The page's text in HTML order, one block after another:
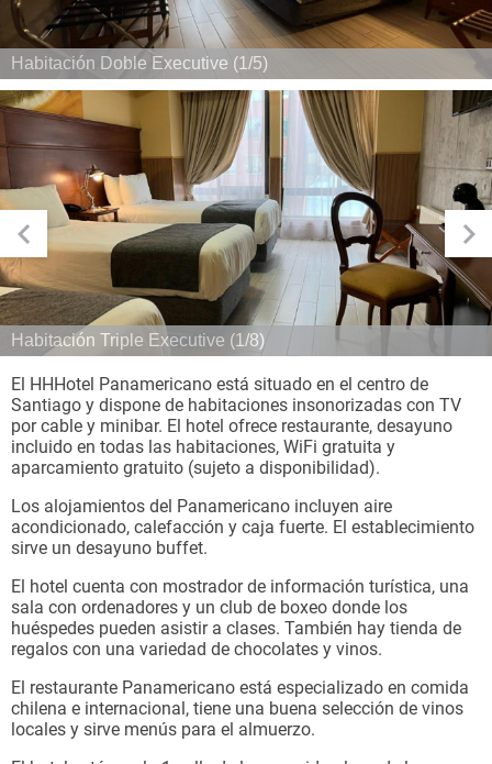
Habitación Doble Executive (1/5)
Habitación Triple Executive (1/8)
El HHHotel Panamericano está situado en el centro de
Santiago y dispone de habitaciones insonorizadas con TV
por cable y minibar. El hotel ofrece restaurante, desayuno
incluido en todas las habitaciones, WiFi gratuita y
aparcamiento gratuito (sujeto a disponibilidad).
Los alojamientos del Panamericano incluyen aire
acondicionado, calefacción y caja fuerte. El establecimiento
sirve un desayuno buffet.
El hotel cuenta con mostrador de información turística, una
sala con ordenadores y un club de boxeo donde los
huéspedes pueden asistir a clases. También hay tienda de
regalos con una variedad de chocolates y vinos.
El restaurante Panamericano está especializado en comida
chilena e internacional, tiene una buena selección de vinos
locales y sirve menús para el almuerzo.